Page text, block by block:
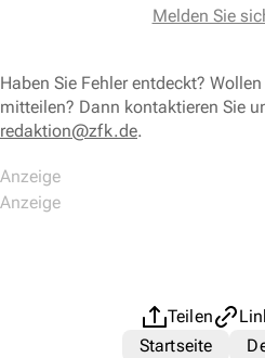
Melden Sie
Haben Sie Fehler entdeckt?
mitteilen? Dann kontaktieren Sie
redaktion@zfk.de.
Teilen
Startseite